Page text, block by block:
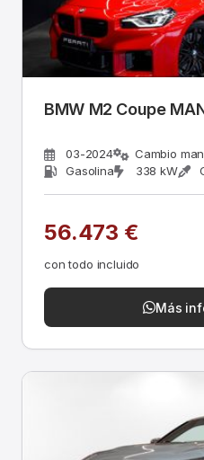
BMW M2 Coupe
03-2024 Cambio
Gasolina
338 kW
56.473 €
con todo incluido
Más